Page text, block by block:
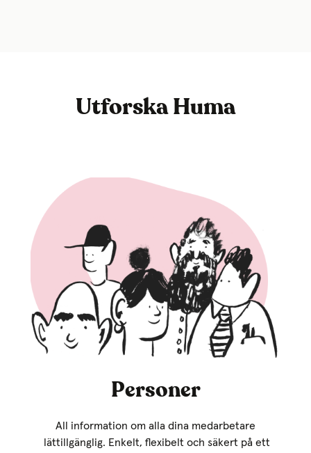
Utforska Huma
Personer
All information om alla dina medarbetare
lättillgänglig. Enkelt, flexibelt och säkert på ett